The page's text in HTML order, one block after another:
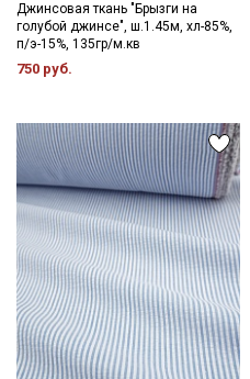
Джинсовая ткань "Брызги на
голубой джинсе", ш.1.45м, хл-85%,
п/э-15%, 135гр/м.кв
750 руб.